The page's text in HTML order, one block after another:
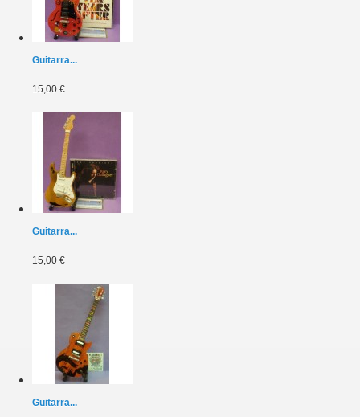
Guitarra...
15,00 €
Guitarra...
15,00 €
Guitarra...